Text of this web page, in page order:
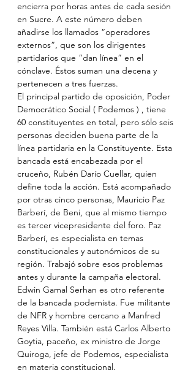
encierra por horas antes de cada sesión
en Sucre. A este número deben
añadirse los llamados “operadores
externos”, que son los dirigentes
partidarios que “dan línea” en el
cónclave. Éstos suman una decena y
pertenecen a tres fuerzas.
El principal partido de oposición, Poder
Democrático Social ( Podemos ) , tiene
60 constituyentes en total, pero sólo seis
personas deciden buena parte de la
línea partidaria en la Constituyente. Esta
bancada está encabezada por el
cruceño, Rubén Darío Cuellar, quien
define toda la acción. Está acompañado
por otras cinco personas, Mauricio Paz
Barberí, de Beni, que al mismo tiempo
es tercer vicepresidente del foro. Paz
Barberí, es especialista en temas
constitucionales y autonómicos de su
región. Trabajó sobre esos problemas
antes y durante la campaña electoral.
Edwin Gamal Serhan es otro referente
de la bancada podemista. Fue militante
de NFR y hombre cercano a Manfred
Reyes Villa. También está Carlos Alberto
Goytia, paceño, ex ministro de Jorge
Quiroga, jefe de Podemos, especialista
en materia constitucional.